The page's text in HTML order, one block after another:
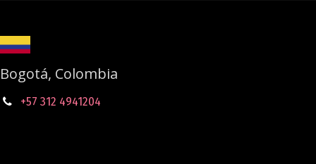
Bogotá, Colombia
+57 312 4941204